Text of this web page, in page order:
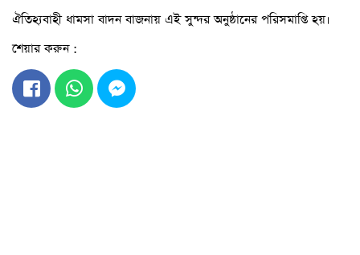
ঐতিহ্যবাহী ধামসা বাদন বাজনায় এই সুন্দর অনুষ্ঠানের পরিসমাপ্তি হয়।
শেয়ার করুন :